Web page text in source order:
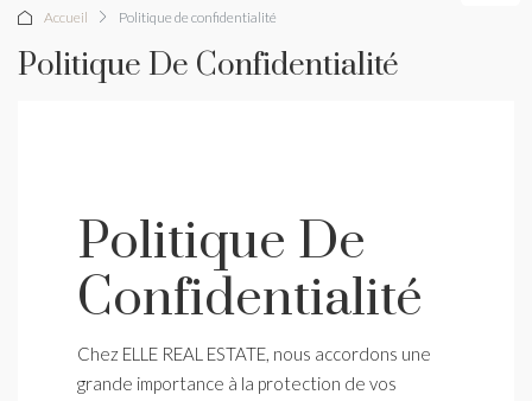
Accueil Politique de confidentialité
Politique De Confidentialité
Politique De
Confidentialité
Chez ELLE REAL ESTATE, nous accordons une
grande importance à la protection de vos